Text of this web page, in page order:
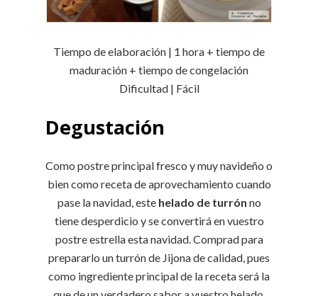
Tiempo de elaboración | 1 hora + tiempo de
maduración + tiempo de congelación
Dificultad | Fácil
Degustación
Como postre principal fresco y muy navideño o
bien como receta de aprovechamiento cuando
pase la navidad, este helado de turrón no
tiene desperdicio y se convertirá en vuestro
postre estrella esta navidad. Comprad para
prepararlo un turrón de Jijona de calidad, pues
como ingrediente principal de la receta será la